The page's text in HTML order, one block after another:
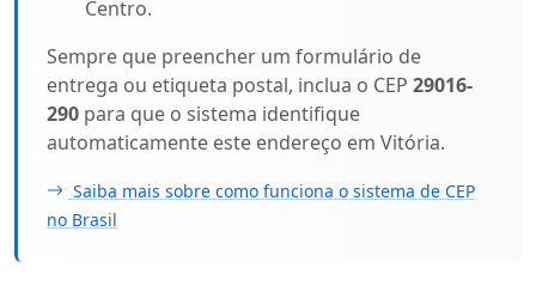
Centro.
Sempre que preencher um formulário de
entrega ou etiqueta postal, inclua o CEP 29016-
290 para que o sistema identifique
automaticamente este endereço em Vitória.
Saiba mais sobre como funciona o sistema de CEP
no Brasil